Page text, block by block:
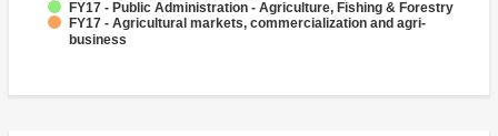
FY17 - Public Administration - Agriculture, Fishing & Forestry
FY17 - Agricultural markets, commercialization and agri-
business